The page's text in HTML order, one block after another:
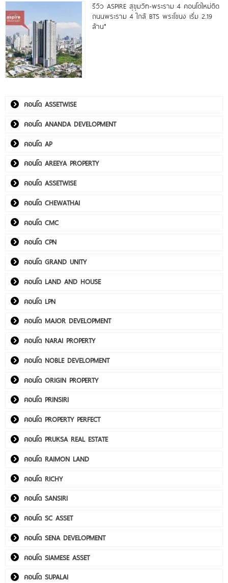
รีวิว ASPIRE สุขุมวิท-พระราม 4 คอนโดใหม่ติด
ถนนพระราม 4 ใกล้ BTS พระโขนง เริ่ม 2.19
ล้าน*
คอนโด ASSETWISE
คอนโด ANANDA DEVELOPMENT
คอนโด AP
คอนโด AREEYA PROPERTY
คอนโด ASSETWISE
คอนโด CHEWATHAI
คอนโด CMC
คอนโด CPN
คอนโด GRAND UNITY
คอนโด LAND AND HOUSE
คอนโด LPN
คอนโด MAJOR DEVELOPMENT
คอนโด NARAI PROPERTY
คอนโด NOBLE DEVELOPMENT
คอนโด ORIGIN PROPERTY
คอนโด PRINSIRI
คอนโด PROPERTY PERFECT
คอนโด PRUKSA REAL ESTATE
คอนโด RAIMON LAND
คอนโด RICHY
คอนโด SANSIRI
คอนโด SC ASSET
คอนโด SENA DEVELOPMENT
คอนโด SIAMESE ASSET
คอนโด SUPALAI